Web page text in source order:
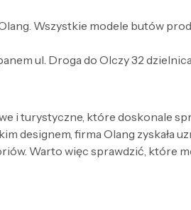
Wszystkie modele butów
ul. Droga do Olczy 32
i turystyczne, które doskonale
designem, firma Olang zyskała
Warto więc sprawdzić, które